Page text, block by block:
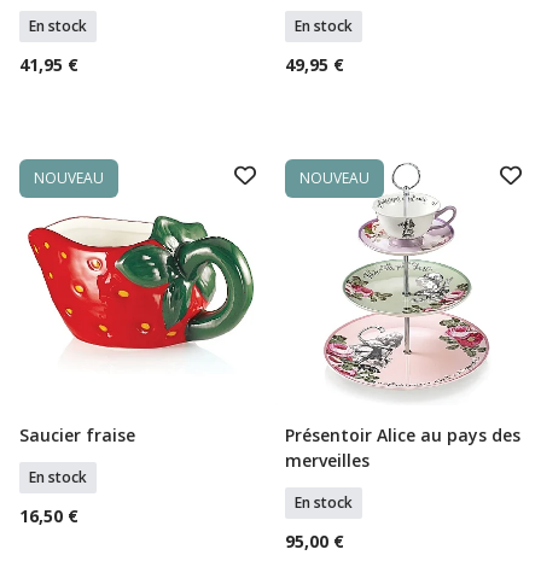
En stock
41,95 €
En stock
49,95 €
NOUVEAU
Ajouter Au Panier
Saucier fraise
En stock
16,50 €
NOUVEAU
Ajouter Au Panier
Présentoir Alice au pays des
merveilles
En stock
95,00 €